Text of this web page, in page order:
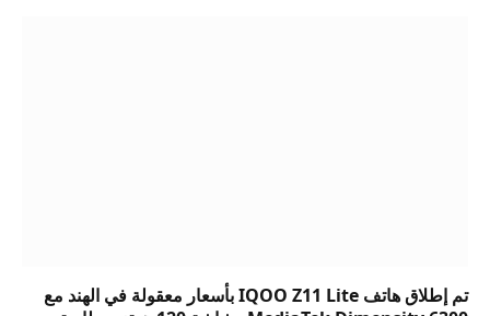
تم إطلاق هاتف IQOO Z11 Lite بأسعار معقولة في الهند مع